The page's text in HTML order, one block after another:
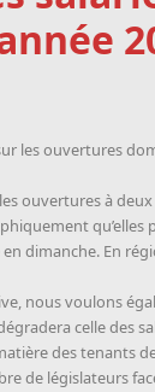
les ouvertures
ouvertures à
dimanche. En
nous voulons
celle des
des tenants
de législateurs